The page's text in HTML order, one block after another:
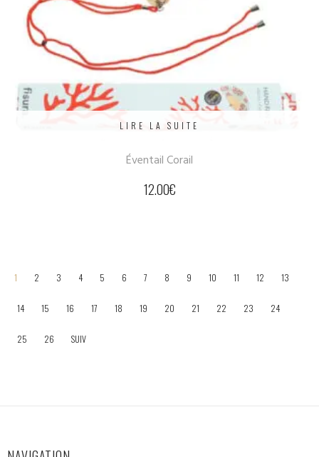
LIRE LA SUITE
Éventail Corail
12.00€
1 2 3 4 5 6 7 8 9 10 11 12 13
14 15 16 17 18 19 20 21 22 23 24
25 26 SUIV